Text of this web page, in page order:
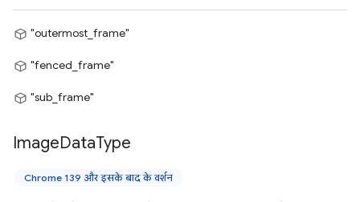
"outermost_frame"
"fenced_frame"
"sub_frame"
ImageDataType
Chrome 139 और इसके बाद के वर्शन